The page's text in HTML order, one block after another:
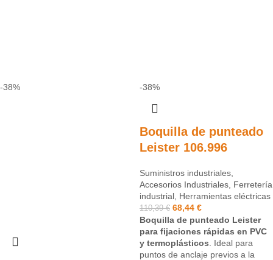
-38% -38%
Boquilla de punteado
Leister 106.996
Suministros industriales
Accesorios Industriales Ferretería
industrial Herramientas eléctricas
110,39€ 68,44 €
Boquilla de punteado Leister
para fijaciones rápidas en PVC
y termoplásticos . Ideal para
puntos de anclaje previos a la